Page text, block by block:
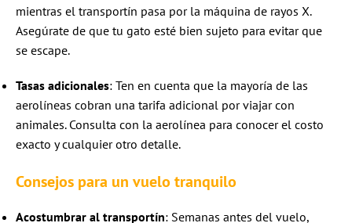
mientras el transportín pasa por la máquina de rayos X.
Asegúrate de que tu gato esté bien sujeto para evitar que
se escape.
Tasas adicionales: Ten en cuenta que la mayoría de las
aerolíneas cobran una tarifa adicional por viajar con
animales. Consulta con la aerolínea para conocer el costo
exacto y cualquier otro detalle.
Consejos para un vuelo tranquilo
Acostumbrar al transportín: Semanas antes del vuelo,